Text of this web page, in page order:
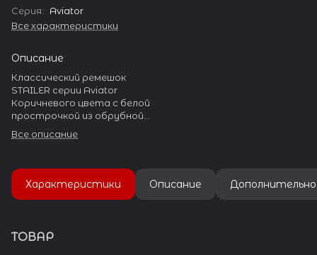
Серия: Aviator
Все характеристики
Описание
Классический ремешок
STAILER серии Aviator
Коричневого цвета с белой
прострочкой из обрубной
для массивных часов.
стальная пряжка с широким
язычком.
Пряжка полированная, с
Все описание
Характеристики Описание Дополнительно
ТОВАР